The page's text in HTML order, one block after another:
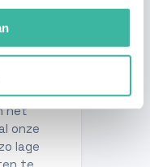
het
onze
lage
te